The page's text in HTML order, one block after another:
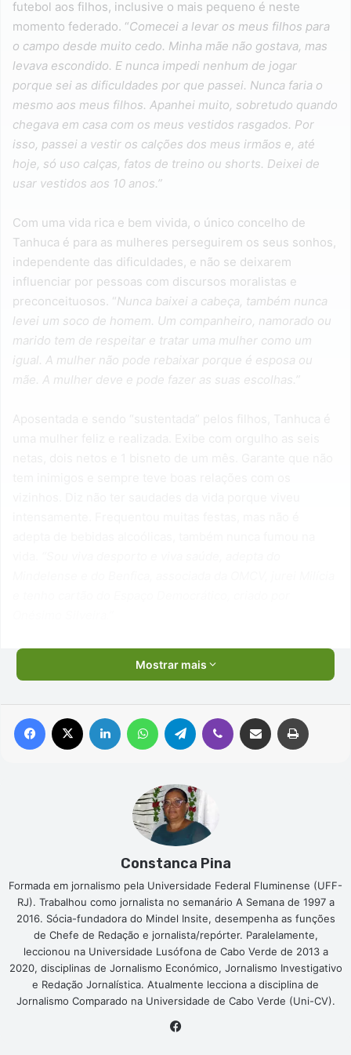
futebol aos filhos, inclusive o mais pequeno é neste
momento federado. “Comecei a levar os meus filhos para
o campo desde muito cedo. Minha mãe não gostava, mas
levava escondido. E nunca impedi nenhum de jogar
porque sei as dificuldades por que passei. Nunca faria o
mesmo aos meus filhos. Apanhei muito, sobretudo quando
chegava em casa com os meus vestidos rasgados. Por
isso, passei a vestir os calções dos meus irmãos e, até
hoje, só uso calças, fatos de treino ou shorts. Deixei de
usar vestidos aos 10 anos.”
Com uma vida rica e bem vivida, o único concelho de
Tanhuca é para as mulheres perseguirem os seus sonhos,
independente das dificuldades, e não se deixarem
influenciar por pessoas com discursos moralistas e
preconceituosos. “Nunca baixei a cabeça, também nunca
levei um soco de homem. Um companheiro, namorado ou
marido tem de respeitar e tratar uma mulher como um
igual. A mulher não pode rebaixar porque é esposa ou
mãe. A mulher deve e pode fazer as suas escolhas.”
Mostrar mais
Facebook Linkedin WhatsAppTelegram Viber Compartilhar via e-mail
Constanca Pina
Formada em jornalismo pela Universidade Federal Fluminense (UFF-
RJ). Trabalhou como jornalista no semanário A Semana de 1997 a
2016. Sócia-fundadora do Mindel Insite, desempenha as funções
de Chefe de Redação e jornalista/repórter. Paralelamente,
leccionou na Universidade Lusófona de Cabo Verde de 2013 a
2020, disciplinas de Jornalismo Económico, Jornalismo Investigativo
e Redação Jornalística. Atualmente lecciona a disciplina de
Jornalismo Comparado na Universidade de Cabo Verde (Uni-CV).